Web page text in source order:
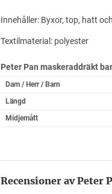
Innehåller: Byxor, top, hatt
Textilmaterial: polyester
Peter Pan maskeraddräkt
Dam / Herr / Barn
Längd
Midjemått
Recensioner av Peter